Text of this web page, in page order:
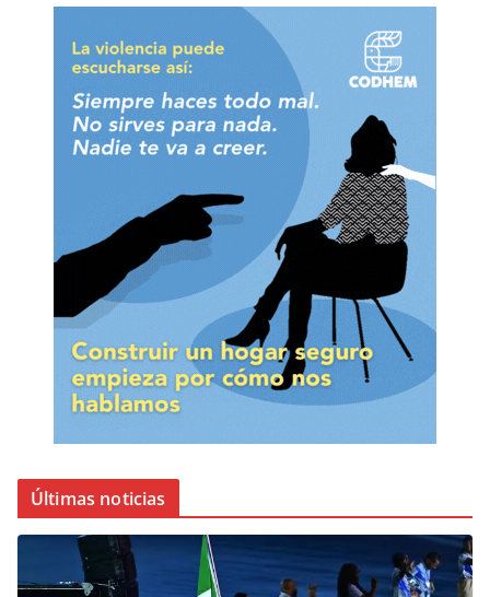
Últimas noticias